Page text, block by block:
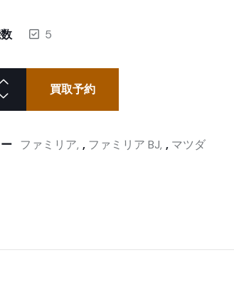
5
買取予約
ファミリア , ファミリア BJ , マツダ